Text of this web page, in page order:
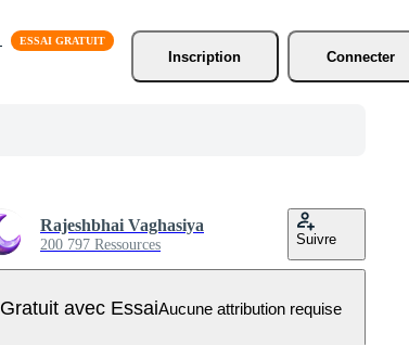
Inscription
Connecter
Rajeshbhai Vaghasiya
200 797 Ressources Suivre
Gratuit avec EssaiAucune attribution requise